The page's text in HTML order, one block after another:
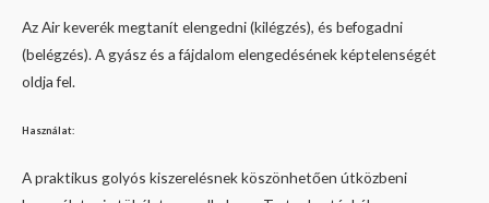
Az Air keverék megtanít elengedni (kilégzés), és befogadni
(belégzés). A gyász és a fájdalom elengedésének képtelenségét
oldja fel.
Használat:
A praktikus golyós kiszerelésnek köszönhetően útközbeni